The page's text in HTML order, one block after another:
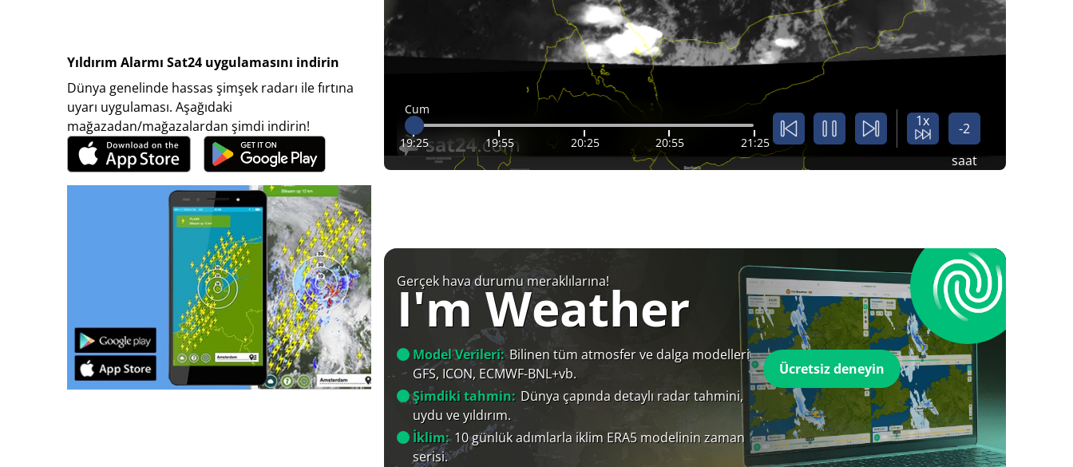
Yıldırım Alarmı Sat24 uygulamasını indirin
Dünya genelinde hassas şimşek radarı ile fırtına
uyarı uygulaması. Aşağıdaki
mağazadan/mağazalardan şimdi indirin!
Cum
19:25 19:55 20:25 20:55 21:25
1x
-2
saat
Gerçek hava durumu meraklılarına!
I'm Weather
Model Verileri: Bilinen tüm atmosfer ve dalga modelleri
GFS, ICON, ECMWF-BNL+vb.
Şimdiki tahmin: Dünya çapında detaylı radar tahmini,
uydu ve yıldırım.
İklim: 10 günlük adımlarla iklim ERA5 modelinin zaman
serisi.
Ücretsiz deneyin